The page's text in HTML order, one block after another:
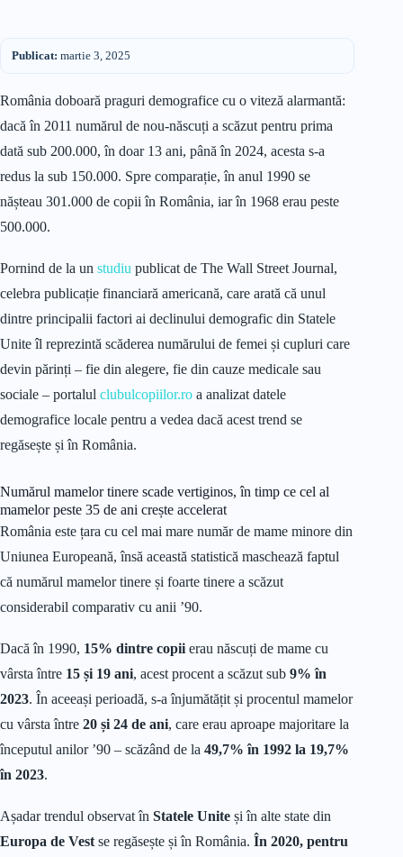
Publicat: martie 3, 2025
România doboară praguri demografice cu o viteză alarmantă:
dacă în 2011 numărul de nou-născuți a scăzut pentru prima
dată sub 200.000, în doar 13 ani, până în 2024, acesta s-a
redus la sub 150.000. Spre comparație, în anul 1990 se
nășteau 301.000 de copii în România, iar în 1968 erau peste
500.000.
Pornind de la un studiu publicat de The Wall Street Journal,
celebra publicație financiară americană, care arată că unul
dintre principalii factori ai declinului demografic din Statele
Unite îl reprezintă scăderea numărului de femei și cupluri care
devin părinți – fie din alegere, fie din cauze medicale sau
sociale – portalul clubulcopiilor.ro a analizat datele
demografice locale pentru a vedea dacă acest trend se
regăsește și în România.
Numărul mamelor tinere scade vertiginos, în timp ce cel al
mamelor peste 35 de ani crește accelerat
România este țara cu cel mai mare număr de mame minore din
Uniunea Europeană, însă această statistică maschează faptul
că numărul mamelor tinere și foarte tinere a scăzut
considerabil comparativ cu anii ’90.
Dacă în 1990, 15% dintre copii erau născuți de mame cu
vârsta între 15 și 19 ani, acest procent a scăzut sub 9% în
2023. În aceeași perioadă, s-a înjumătățit și procentul mamelor
cu vârsta între 20 și 24 de ani, care erau aproape majoritare la
începutul anilor ’90 – scăzând de la 49,7% în 1992 la 19,7%
în 2023.
Așadar trendul observat în Statele Unite și în alte state din
Europa de Vest se regăsește și în România. În 2020, pentru